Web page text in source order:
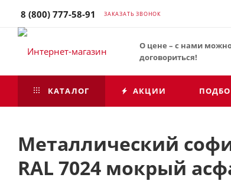
8 (800) 777-58-91 ЗАКАЗАТЬ ЗВОНОК
О цене – с нами
договориться!
КАТАЛОГ АКЦИИ
Металлический
RAL 7024 мокрый